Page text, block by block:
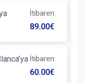
İtibaren:
89.00€
İtibaren:
60.00€